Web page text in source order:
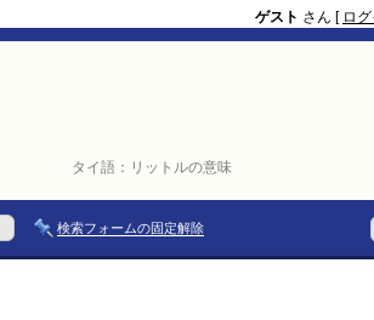
タイ語： リットルの意味
ゲスト さん [ ロ
検索フォームの固定解除